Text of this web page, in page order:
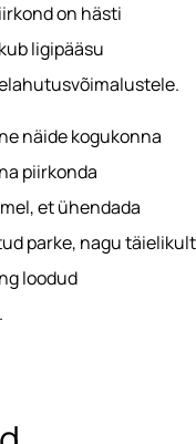
on hästi
ligipääsu
näide kogukonna
piirkonda
et ühendada
parke, nagu täielikult
loodud
.